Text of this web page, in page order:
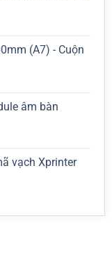
(A7) - Cuộn
âm bàn
vạch Xprinter